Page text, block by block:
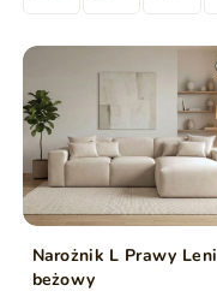
Narożnik L Prawy Leni
beżowy